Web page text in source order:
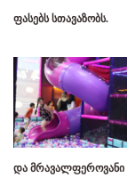
ფასებს სთავაზობს.
და მრავალფეროვანი